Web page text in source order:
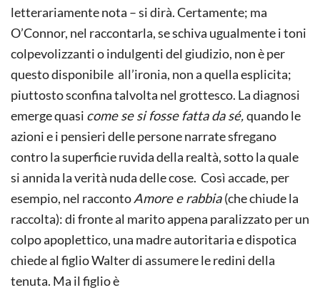
letterariamente nota – si dirà. Certamente; ma
O’Connor, nel raccontarla, se schiva ugualmente i toni
colpevolizzanti o indulgenti del giudizio, non è per
questo disponibile all’ironia, non a quella esplicita;
piuttosto sconfina talvolta nel grottesco. La diagnosi
emerge quasi come se si fosse fatta da sé,quando le
azioni e i pensieri delle persone narrate sfregano
contro la superficie ruvida della realtà, sotto la quale
si annida la verità nuda delle cose. Così accade, per
esempio, nel raccontoAmore e rabbia(che chiude la
raccolta): di fronte al marito appena paralizzato per un
colpo apoplettico, una madre autoritaria e dispotica
chiede al figlio Walter di assumere le redini della
tenuta. Ma il figlio è